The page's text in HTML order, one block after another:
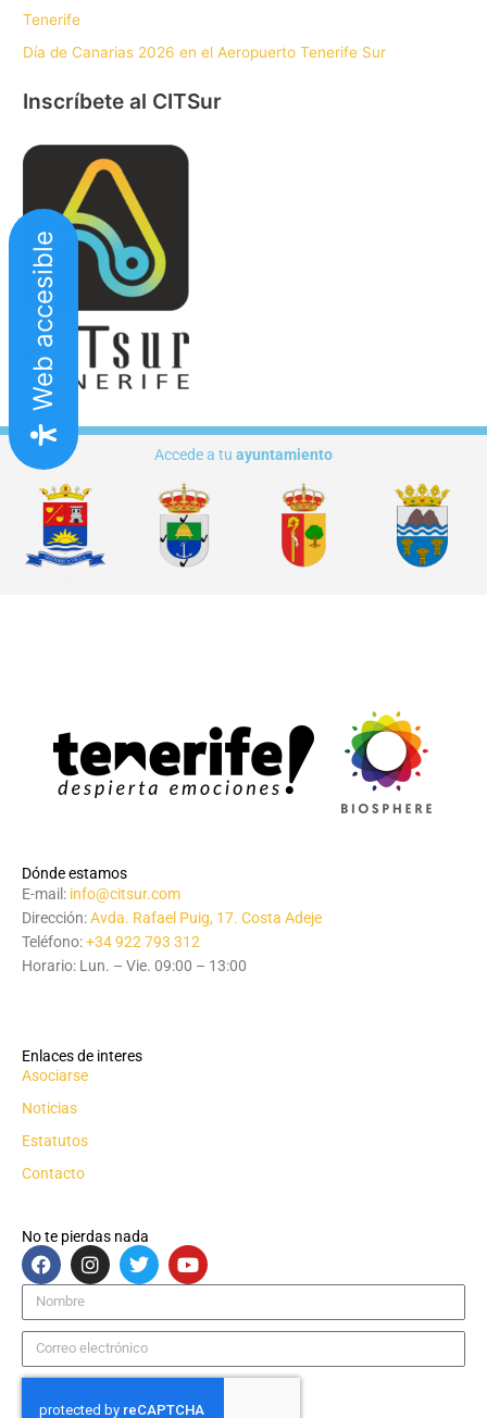
Tenerife
Día de Canarias 2026 en el Aeropuerto Tenerife Sur
Inscríbete al CITSur
Accede a tu ayuntamiento
Dónde estamos
E-mail: info@citsur.com
Dirección:Avda. Rafael Puig, 17. Costa Adeje
Teléfono:+34 922 793 312
Horario: Lun. – Vie. 09:00 – 13:00
Enlaces de interes
Asociarse
Noticias
Estatutos
Contacto
No te pierdas nada
F
a
c
e
b
o
o
I
n
s
a
g
r
m
T
w
i
t
e
r
Y
o
u
u
e
Nombre
Correo
electrónico
Web accesible